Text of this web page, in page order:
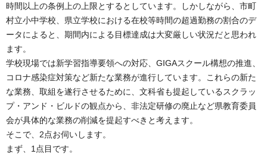
時間以上の条例上の上限とするとしています。しかしながら、市町
村立小中学校、県立学校における在校等時間の超過勤務の割合のデ
ータによると、期間内による目標達成は大変厳しい状況だと思われ
ます。
学校現場では新学習指導要領への対応、GIGAスクール構想の推進、
コロナ感染症対策など新たな業務が進行しています。これらの新た
な業務、取組を遂行させるために、文科省も提起しているスクラッ
プ・アンド・ビルドの観点から、非法定研修の廃止など県教育委員
会が具体的な業務の削減を提起すべきと考えます。
そこで、2点お伺いします。
まず、1点目です。